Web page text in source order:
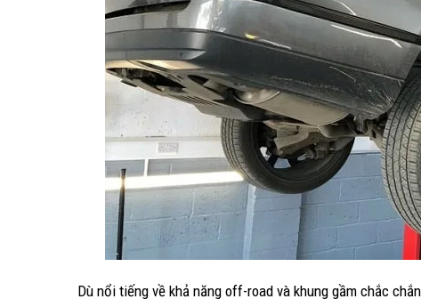
Dù nổi tiếng về khả năng off-road và khung gầm chắc